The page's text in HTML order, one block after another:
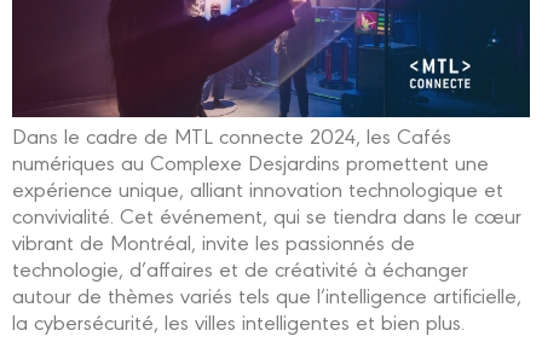
Dans le cadre de MTL connecte 2024, les Cafés
numériques au Complexe Desjardins promettent une
expérience unique, alliant innovation technologique et
convivialité. Cet événement, qui se tiendra dans le cœur
vibrant de Montréal, invite les passionnés de
technologie, d’affaires et de créativité à échanger
autour de thèmes variés tels que l’intelligence artificielle,
la cybersécurité, les villes intelligentes et bien plus.